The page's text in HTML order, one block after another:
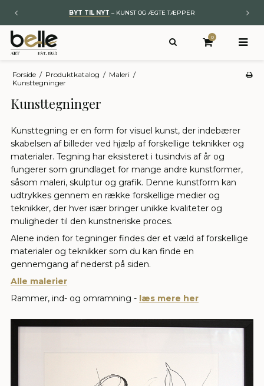
BYT TIL NYT – KUNST OG ÆGTE TÆPPER
0
Forside / Produktkatalog / Maleri /
Kunsttegninger
Kunsttegninger
Kunsttegning er en form for visuel kunst, der indebærer
skabelsen af billeder ved hjælp af forskellige teknikker og
materialer. Tegning har eksisteret i tusindvis af år og
fungerer som grundlaget for mange andre kunstformer,
såsom maleri, skulptur og grafik. Denne kunstform kan
udtrykkes gennem en række forskellige medier og
teknikker, der hver især bringer unikke kvaliteter og
muligheder til den kunstneriske proces.
Alene inden for tegninger findes der et væld af forskellige
materialer og teknikker som du kan finde en
gennemgang af nederst på siden.
Alle malerier
Rammer, ind- og omramning - læs mere her